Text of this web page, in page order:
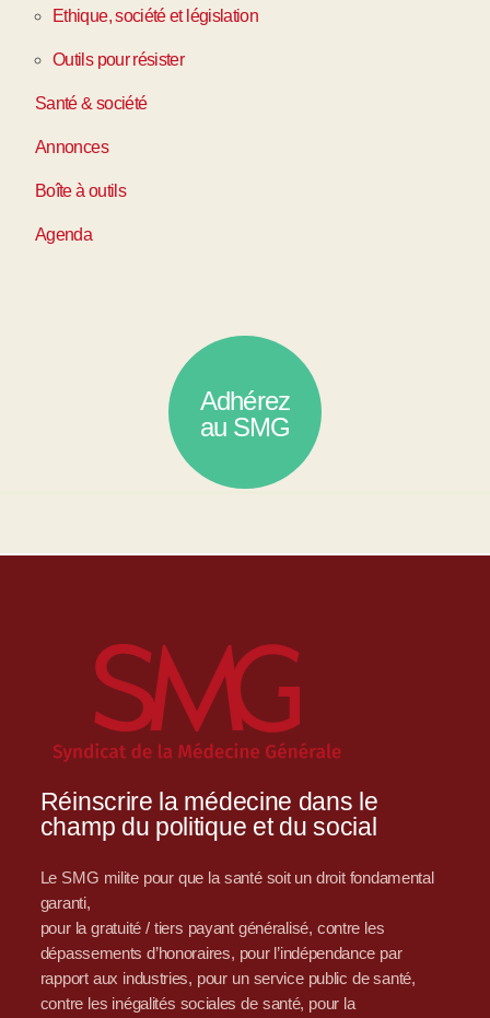
Ethique, société et législation
Outils pour résister
Santé & société
Annonces
Boîte à outils
Agenda
Adhérez
au SMG
Réinscrire la médecine dans le
champ du politique et du social
Le SMG milite pour que la santé soit un droit fondamental
garanti,
pour la gratuité / tiers payant généralisé, contre les
dépassements d’honoraires, pour l’indépendance par
rapport aux industries, pour un service public de santé,
contre les inégalités sociales de santé, pour la